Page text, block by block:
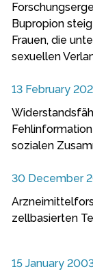
Bupropion
Frauen, die
sexuellen
13 February
sozialen
30 December
zellbasierten
15 January